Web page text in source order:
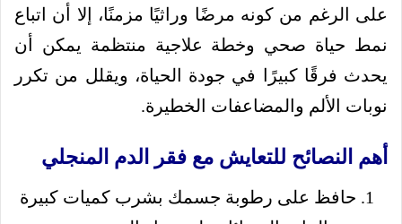
على الرغم من كونه مرضًا وراثيًا مزمنًا، إلا أن اتباع
نمط حياة صحي وخطة علاجية منتظمة يمكن أن
يحدث فرقًا كبيرًا في جودة الحياة، ويقلل من تكرر
نوبات الألم والمضاعفات الخطيرة.
أهم النصائح للتعايش مع فقر الدم المنجلي
حافظ على رطوبة جسمك بشرب كميات كبيرة